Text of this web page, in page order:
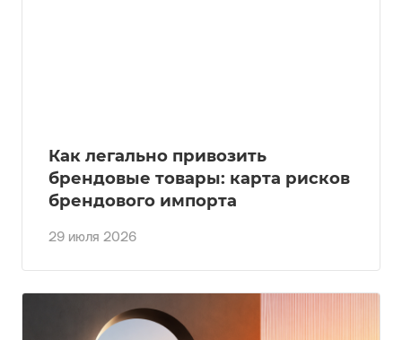
29 июля 2026
Как легально привозить
брендовые товары: карта рисков
брендового импорта